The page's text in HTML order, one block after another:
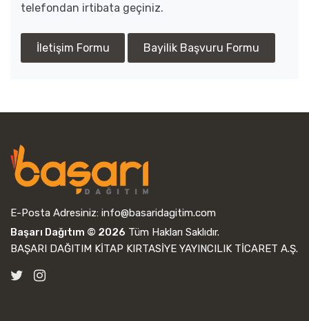
telefondan irtibata geçiniz.
İletişim Formu Bayilik Başvuru Formu
E-Posta Adresiniz: info@basaridagitim.com
Başarı Dağıtım © 2026 Tüm Hakları Saklıdır.
BAŞARI DAĞITIM KİTAP KIRTASİYE YAYINCILIK TİCARET A.Ş.